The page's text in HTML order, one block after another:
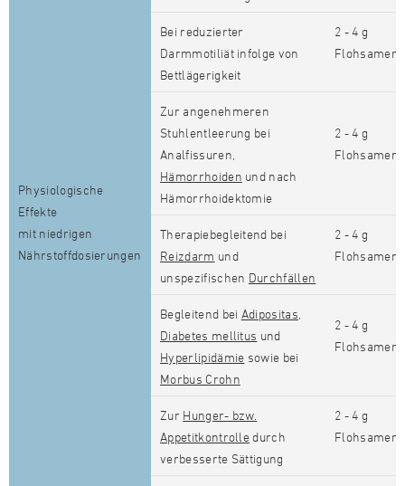
Physiologische
Effekte
mit niedrigen
Nährstoffdosierungen
Bei reduzierter
Darmmotiliät infolge von
Bettlägerigkeit
2 - 4 g
Zur angenehmeren
Stuhlentleerung bei
Analfissuren,
Hämorrhoiden und nach
Hämorrhoidektomie
2 - 4 g
Therapiebegleitend bei
Reizdarm und
unspezifischen Durchfällen
2 - 4 g
Begleitend bei Adipositas
Diabetes mellitus und
Hyperlipidämie sowie bei
Morbus Crohn
2 - 4 g
Zur Hunger- bzw.
Appetitkontrolledurch
verbesserte Sättigung
2 - 4 g